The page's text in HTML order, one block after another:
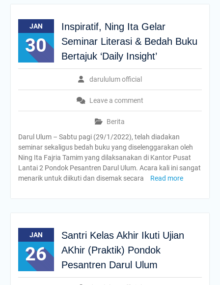
JAN
30
Inspiratif, Ning Ita Gelar
Seminar Literasi & Bedah Buku
Bertajuk ‘Daily Insight’
darululum official
Leave a comment
Berita
Darul Ulum – Sabtu pagi (29/1/2022), telah diadakan
seminar sekaligus bedah buku yang diselenggarakan oleh
Ning Ita Fajria Tamim yang dilaksanakan di Kantor Pusat
Lantai 2 Pondok Pesantren Darul Ulum. Acara kali ini sangat
menarik untuk diikuti dan disemak secara
Read more
JAN
26
Santri Kelas Akhir Ikuti Ujian
AKhir (Praktik) Pondok
Pesantren Darul Ulum